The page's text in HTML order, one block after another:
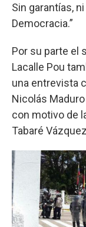
Sin garantías,
Democracia.”
Por su parte el
Lacalle Pou
una entrevista
Nicolás
con motivo de
Tabaré